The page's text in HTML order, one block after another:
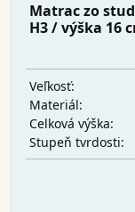
Matrac zo
H3 / výška 16
Veľkosť:
Materiál:
Celková výška:
Stupeň tvrdosti: